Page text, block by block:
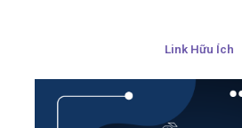
Link Hữu Ích